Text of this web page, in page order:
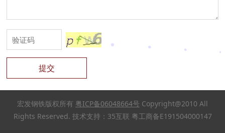
提交
宏发钢铁版权所有 粤ICP备06048664号 Copyright@2010 All
Rights Reserved. 技术支持：35互联 粤工商备E191504000147